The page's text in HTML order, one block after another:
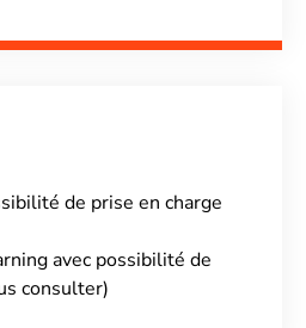
de prise en charge
avec possibilité de
consulter)